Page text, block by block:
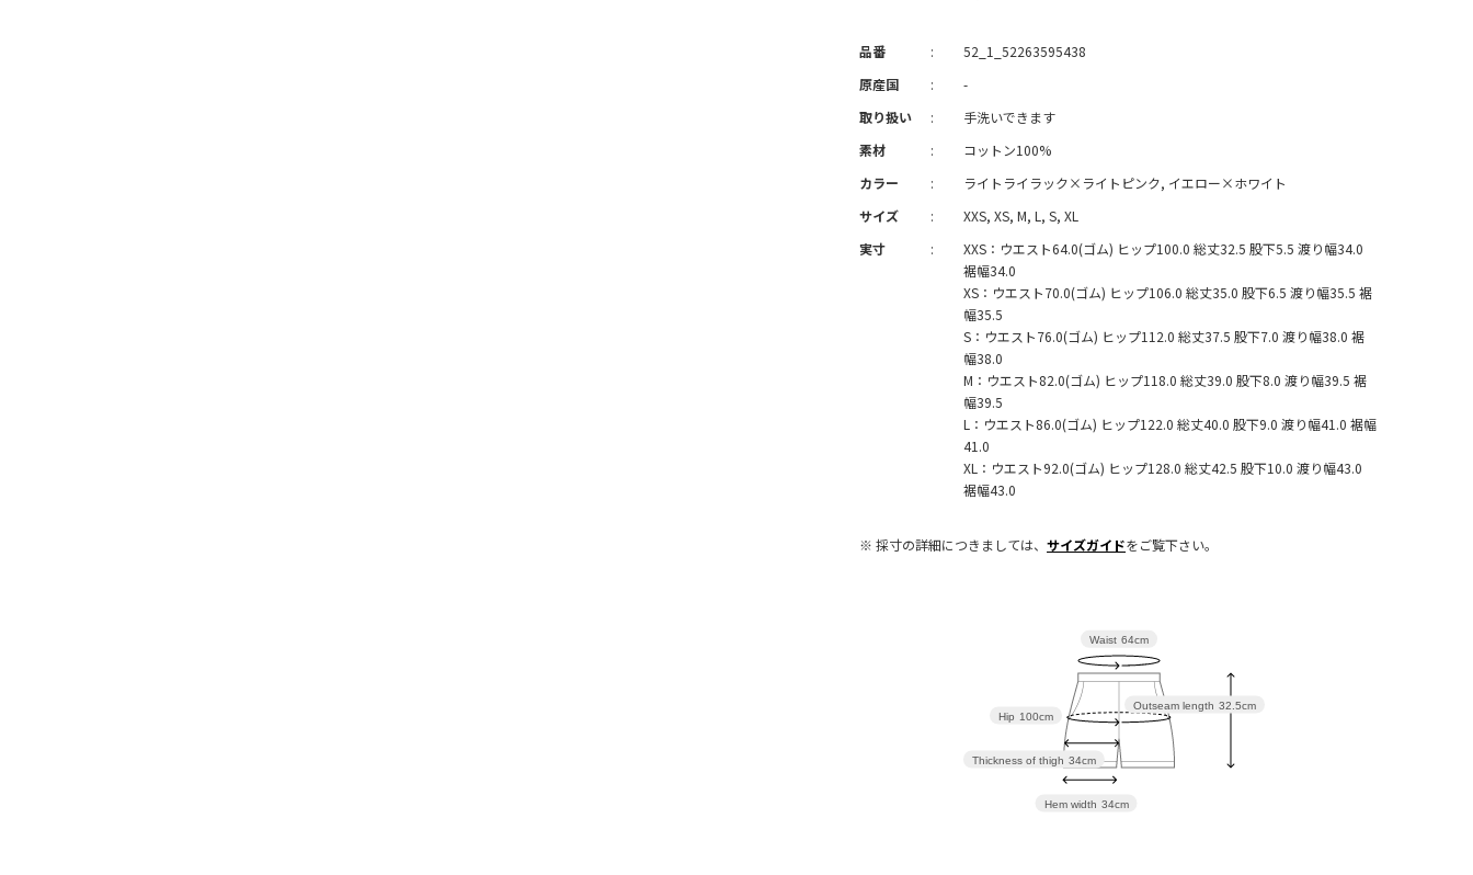
品番 :
52_1_52263595438
原産国
:
-
取り扱い
:
手洗いできます
素材
:
コットン100%
カラー
:
ライトライラック×ライトピンク, イエロー×ホワイト
サイズ
:
XXS, XS, M, L, S, XL
実寸
:
XXS：ウエスト64.0(ゴム) ヒップ100.0 総丈32.5 股下5.5 渡り幅34.0
裾幅34.0
XS：ウエスト70.0(ゴム) ヒップ106.0 総丈35.0 股下6.5 渡り幅35.5 裾
幅35.5
S：ウエスト76.0(ゴム) ヒップ112.0 総丈37.5 股下7.0 渡り幅38.0 裾
幅38.0
M：ウエスト82.0(ゴム) ヒップ118.0 総丈39.0 股下8.0 渡り幅39.5 裾
幅39.5
L：ウエスト86.0(ゴム) ヒップ122.0 総丈40.0 股下9.0 渡り幅41.0 裾幅
41.0
XL：ウエスト92.0(ゴム) ヒップ128.0 総丈42.5 股下10.0 渡り幅43.0
裾幅43.0
※ 採寸の詳細につきましては、サイズガイドをご覧下さい。
Outseam length 32.5cm
Hem width 34cm
Thickness of thigh 34cm
Hip 100cm
Waist 64cm